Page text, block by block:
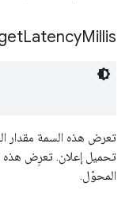
LatencyMillis
تعرض هذه السمة مقدار
المحوّل.